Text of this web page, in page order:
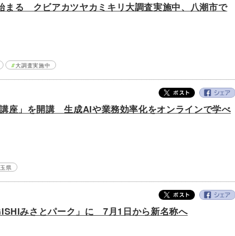
まる クビアカツヤカミキリ大調査実施中、八潮市で
大調査実施中
座」を開講 生成AIや業務効率化をオンラインで学べ
県
みさとパーク」に 7月1日から新名称へ